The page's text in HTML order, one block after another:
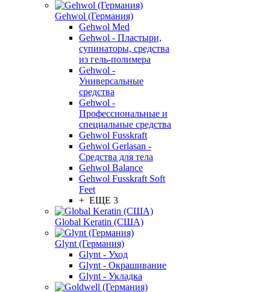
Gehwol (Германия)
Gehwol Med
Gehwol - Пластыри,
супинаторы, средства
из гель-полимера
Gehwol -
Универсальные
средства
Gehwol -
Профессиональные и
специальные средства
Gehwol Fusskraft
Gehwol Gerlasan -
Средства для тела
Gehwol Balance
Gehwol Fusskraft Soft
Feet
+ ЕЩЕ 3
Global Keratin (США)
Glynt (Германия)
Glynt - Уход
Glynt - Окрашивание
Glynt - Укладка